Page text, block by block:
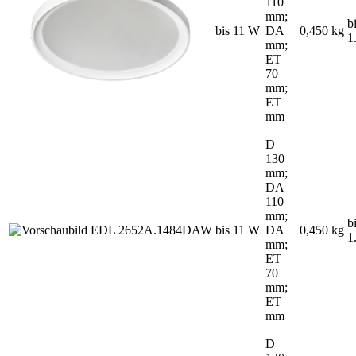
bis 11 W
mm;
DA
mm;
ET
70
mm;
ET
mm
0,450 kg
bis 11 W
D
130
mm;
DA
110
mm;
DA
mm;
ET
70
mm;
ET
mm
0,450 kg
D